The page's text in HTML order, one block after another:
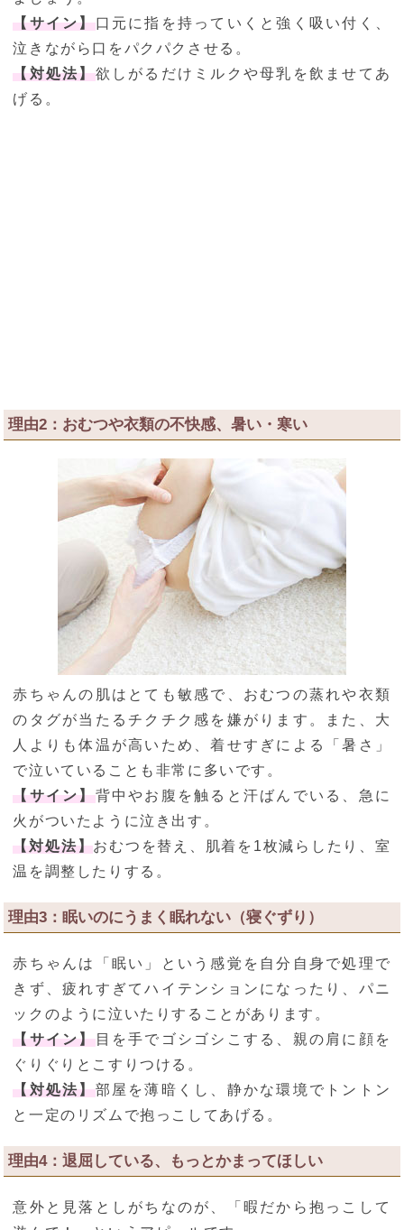
【サイン】口元に指を持っていくと強く吸い付く、
泣きながら口をパクパクさせる。
【対処法】欲しがるだけミルクや母乳を飲ませてあ
げる。
理由2：おむつや衣類の不快感、暑い・寒い
赤ちゃんの肌はとても敏感で、おむつの蒸れや衣類
のタグが当たるチクチク感を嫌がります。また、大
人よりも体温が高いため、着せすぎによる「暑さ」
で泣いていることも非常に多いです。
【サイン】背中やお腹を触ると汗ばんでいる、急に
火がついたように泣き出す。
【対処法】おむつを替え、肌着を1枚減らしたり、室
温を調整したりする。
理由3：眠いのにうまく眠れない（寝ぐずり）
赤ちゃんは「眠い」という感覚を自分自身で処理で
きず、疲れすぎてハイテンションになったり、パニ
ックのように泣いたりすることがあります。
【サイン】目を手でゴシゴシこする、親の肩に顔を
ぐりぐりとこすりつける。
【対処法】部屋を薄暗くし、静かな環境でトントン
と一定のリズムで抱っこしてあげる。
理由4：退屈している、もっとかまってほしい
意外と見落としがちなのが、「暇だから抱っこして